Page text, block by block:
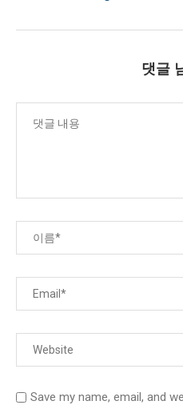
댓글
Save my name, email, and